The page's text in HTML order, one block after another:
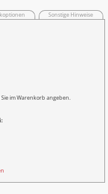
Sonstige Hinweise
im Warenkorb angeben.